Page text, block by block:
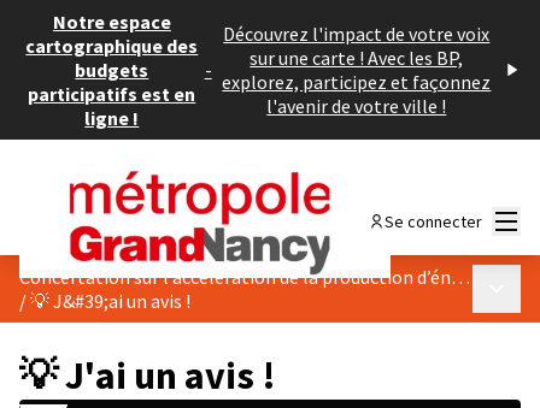
Notre espace
cartographique des
budgets
participatifs est en
ligne !
-
Découvrez l'impact de votre voix
sur une carte ! Avec les BP,
explorez, participez et façonnez
l'avenir de votre ville !
Se connecter
Concertation sur l’accélération de la production d’énergies renouvelables de Pulnoy
/💡 J&#39;ai un avis !
💡 J'ai un avis !